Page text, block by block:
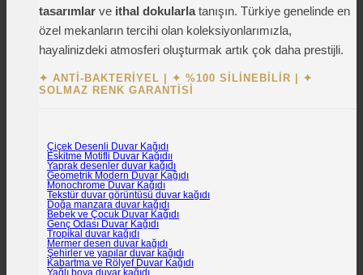
tasarımlar ve ithal dokularlatanışın. Türkiye genelinde en
özel mekanların tercihi olan koleksiyonlarımızla,
hayalinizdeki atmosferi oluşturmak artık çok daha prestijli.
✦ ANTI-BAKTERIYEL ✦ %100 SILINEBILIR
✦
SOLMAZ RENK GARANTISI
Çiçek Desenli Duvar Kağıdı
Eskitme Motifli Duvar Kağıdıı
Yaprak desenler duvar kağıdı
Geometrik Modern Duvar Kağıdı
Monochrome Duvar Kağıdı
Tekstür duvar görüntüsü duvar kağıdı
Doğa manzara duvar kağıdı
Bebek ve Çocuk Duvar Kağıdı
Genç Odası Duvar Kağıdı
Tropikal duvar kağıdı
Mermer desen duvar kağıdı
Şehirler ve yapılar duvar kağıdı
Kabartma ve Rölyef Duvar Kağıdı
Yağlı boya duvar kağıdı